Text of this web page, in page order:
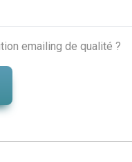
emailing de qualité ?